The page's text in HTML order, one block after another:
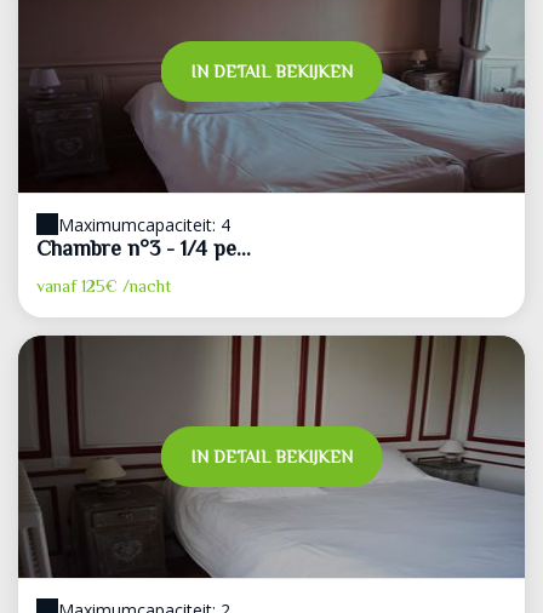
IN DETAIL BEKIJKEN
Maximumcapaciteit: 4
Chambre n°3 - 1/4 pe...
vanaf125€ /nacht
IN DETAIL BEKIJKEN